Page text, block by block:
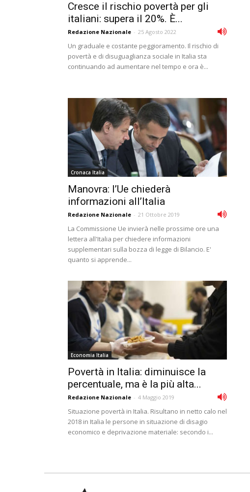
Cresce il rischio povertà per gli
italiani: supera il 20%. È...
Redazione Nazionale - 25 Agosto 2022
Un graduale e costante peggioramento. Il rischio di
povertà e di disuguaglianza sociale in Italia sta
continuando ad aumentare nel tempo e ora è...
Cronaca Italia
Manovra: l’Ue chiederà
informazioni all’Italia
Redazione Nazionale - 21 Ottobre 2019
La Commissione Ue invierà nelle prossime ore una
lettera all'Italia per chiedere informazioni
supplementari sulla bozza di legge di Bilancio. E'
quanto si apprende...
Economia Italia
Povertà in Italia: diminuisce la
percentuale, ma è la più alta...
Redazione Nazionale - 4 Maggio 2019
Situazione povertà in Italia. Risultano in netto calo nel
2018 in Italia le persone in situazione di disagio
economico e deprivazione materiale: secondo i...